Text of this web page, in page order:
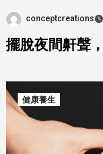
conceptcreations
擺脫夜間鼾聲
健康養生